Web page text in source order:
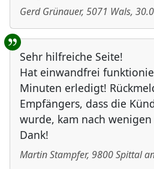
Gerd Grünauer, 5071 Wals,
Sehr hilfreiche Seite!
Hat einwandfrei
Minuten erledigt!
Empfängers, dass die
wurde, kam nach
Dank!
Martin Stampfer, 9800Spittal